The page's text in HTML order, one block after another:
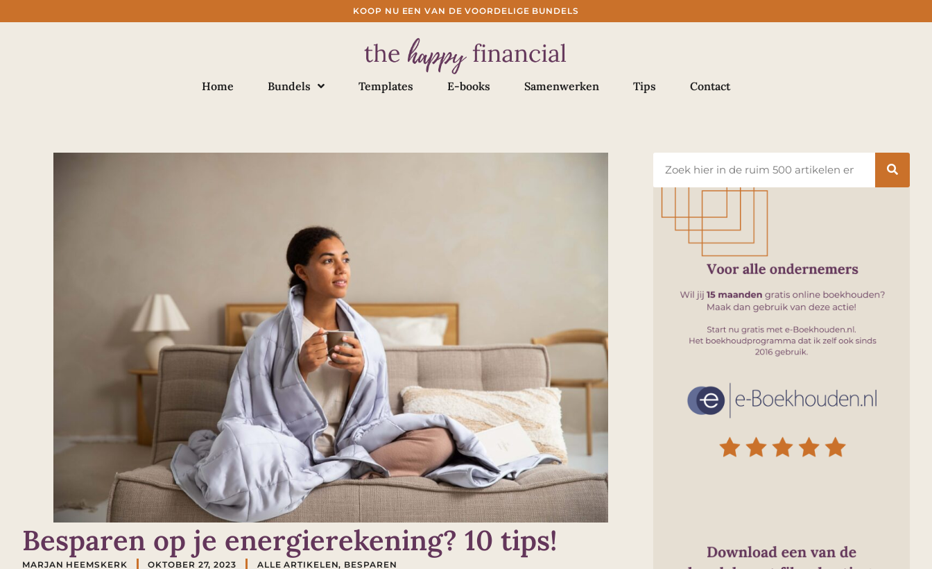
KOOP NU EEN VAN DE VOORDELIGE BUNDELS
Home Bundels Templates E-books Samenwerken Tips Contact
Besparen op je energierekening? 10 tips!
MARJAN HEEMSKERK OKTOBER 27, 2023 ALLE ARTIKELEN, BESPAREN